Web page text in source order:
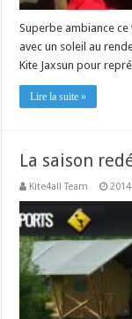
Superbe ambiance
avec un soleil au
Kite Jaxsun pour
Lire la suite »
La saison
Kite4all Team